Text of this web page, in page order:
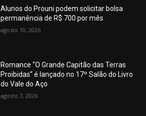
Alunos do Prouni podem solicitar bolsa
permanência de R$ 700 por mês
agosto 10, 2026
Romance “O Grande Capitão das Terras
Proibidas” é lançado no 17º Salão do Livro
do Vale do Aço
agosto 7, 2026